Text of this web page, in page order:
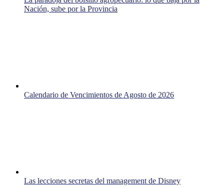
Nación, sube por la Provincia
Calendario de Vencimientos de Agosto de 2026
Las lecciones secretas del management de Disney